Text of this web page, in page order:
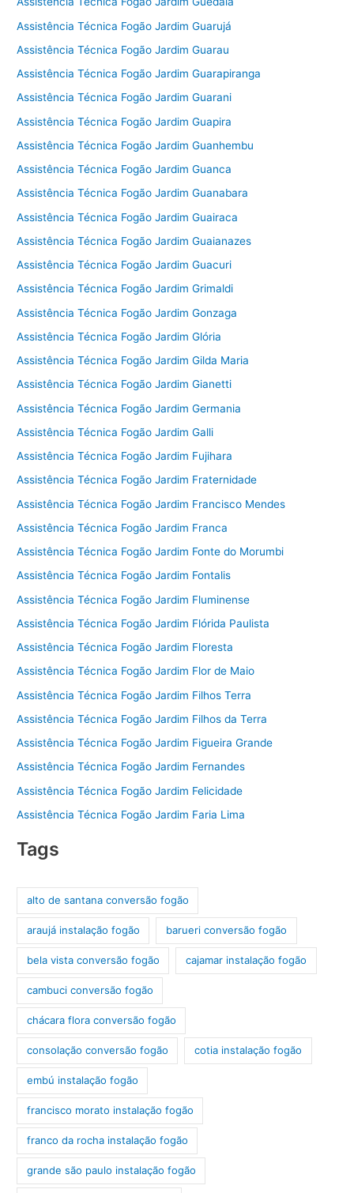
Assistência Técnica Fogão Jardim Guarujá
Assistência Técnica Fogão Jardim Guarau
Assistência Técnica Fogão Jardim Guarapiranga
Assistência Técnica Fogão Jardim Guarani
Assistência Técnica Fogão Jardim Guapira
Assistência Técnica Fogão Jardim Guanhembu
Assistência Técnica Fogão Jardim Guanca
Assistência Técnica Fogão Jardim Guanabara
Assistência Técnica Fogão Jardim Guairaca
Assistência Técnica Fogão Jardim Guaianazes
Assistência Técnica Fogão Jardim Guacuri
Assistência Técnica Fogão Jardim Grimaldi
Assistência Técnica Fogão Jardim Gonzaga
Assistência Técnica Fogão Jardim Glória
Assistência Técnica Fogão Jardim Gilda Maria
Assistência Técnica Fogão Jardim Gianetti
Assistência Técnica Fogão Jardim Germania
Assistência Técnica Fogão Jardim Galli
Assistência Técnica Fogão Jardim Fujihara
Assistência Técnica Fogão Jardim Fraternidade
Assistência Técnica Fogão Jardim Francisco Mendes
Assistência Técnica Fogão Jardim Franca
Assistência Técnica Fogão Jardim Fonte do Morumbi
Assistência Técnica Fogão Jardim Fontalis
Assistência Técnica Fogão Jardim Fluminense
Assistência Técnica Fogão Jardim Flórida Paulista
Assistência Técnica Fogão Jardim Floresta
Assistência Técnica Fogão Jardim Flor de Maio
Assistência Técnica Fogão Jardim Filhos Terra
Assistência Técnica Fogão Jardim Filhos da Terra
Assistência Técnica Fogão Jardim Figueira Grande
Assistência Técnica Fogão Jardim Fernandes
Assistência Técnica Fogão Jardim Felicidade
Assistência Técnica Fogão Jardim Faria Lima
Tags
alto de santana conversão fogão
araujá instalação fogão barueri conversão fogão
bela vista conversão fogão cajamar instalação fogão
cambuci conversão fogão
chácara flora conversão fogão
consolação conversão fogão cotia instalação fogão
embú instalação fogão
francisco morato instalação fogão
franco da rocha instalação fogão
grande são paulo instalação fogão